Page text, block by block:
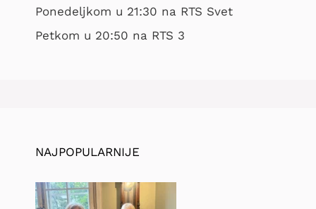
Ponedeljkom u 21:30 na RTS Svet
Petkom u 20:50 na RTS 3
NAJPOPULARNIJE